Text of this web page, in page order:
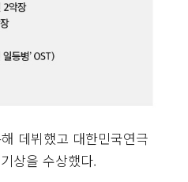
데뷔했고 대한민국연극
상을 수상했다.